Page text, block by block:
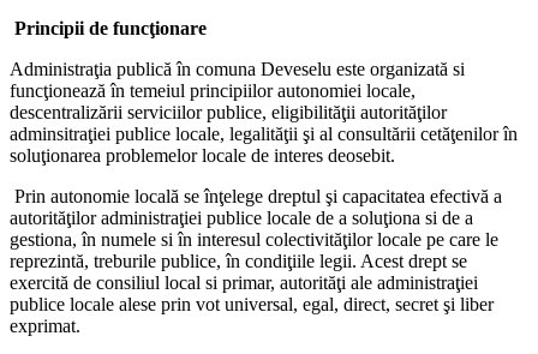
Principii de funcţionare
Administraţia publică în comuna Deveselu este organizată si
funcţionează în temeiul principiilor autonomiei locale,
descentralizării serviciilor publice, eligibilităţii autorităţilor
adminsitraţiei publice locale, legalităţii şi al consultării cetăţenilor în
soluţionarea problemelor locale de interes deosebit.
Prin autonomie locală se înţelege dreptul şi capacitatea efectivă a
autorităţilor administraţiei publice locale de a soluţiona si de a
gestiona, în numele si în interesul colectivităţilor locale pe care le
reprezintă, treburile publice, în condiţiile legii. Acest drept se
exercită de consiliul local si primar, autorităţi ale administraţiei
publice locale alese prin vot universal, egal, direct, secret şi liber
exprimat.